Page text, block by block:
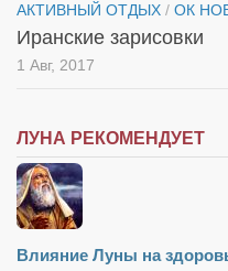
АКТИВНЫЙ ОТДЫХ / ОК
Иранские зарисовки
1 Авг, 2017
ЛУНА РЕКОМЕНДУЕТ
Влияние Луны на